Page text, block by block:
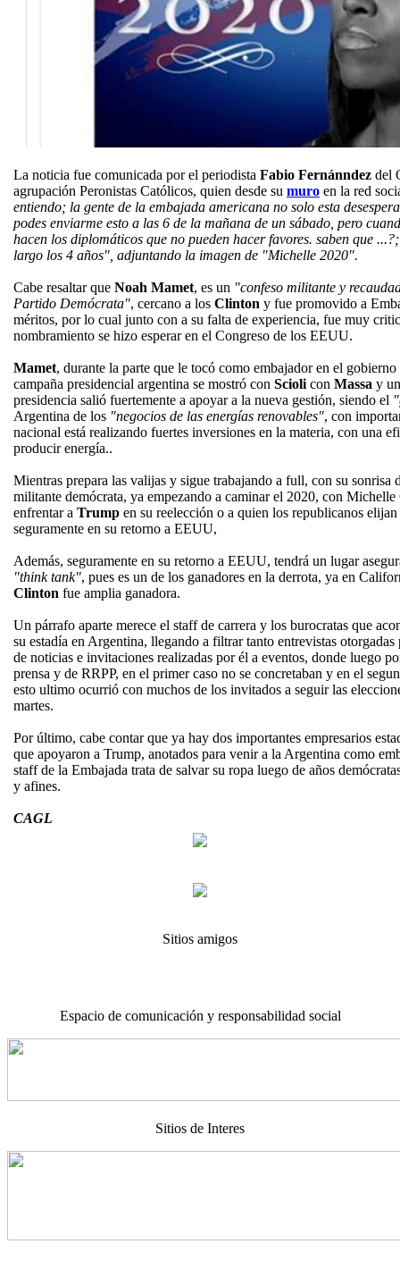
La noticia fue comunicada por el periodista Fabio Fernánndez del
agrupación Peronistas Católicos, quien desde su muro en la red
entiendo; la gente de la embajada americana no solo esta
podes enviarme esto a las 6 de la mañana de un sábado, pero
hacen los diplomáticos que no pueden hacer favores. saben que
largo los 4 años", adjuntando la imagen de "Michelle 2020".
Cabe resaltar que Noah Mamet, es un "confeso militante y
Partido Demócrata", cercano a los Clinton y fue promovido a
méritos, por lo cual junto con a su falta de experiencia, fue muy
nombramiento se hizo esperar en el Congreso de los EEUU.
Mamet, durante la parte que le tocó como embajador en el
campaña presidencial argentina se mostró con Scioli con Massa y
presidencia salió fuertemente a apoyar a la nueva gestión, siendo el
Argentina de los "negocios de las energías renovables", con
nacional está realizando fuertes inversiones en la materia, con una
producir energía..
Mientras prepara las valijas y sigue trabajando a full, con su sonrisa
militante demócrata, ya empezando a caminar el 2020, con
enfrentar a Trump en su reelección o a quien los republicanos
seguramente en su retorno a EEUU,
Además, seguramente en su retorno a EEUU, tendrá un lugar
"think tank", pues es un de los ganadores en la derrota, ya en
Clinton fue amplia ganadora.
Un párrafo aparte merece el staff de carrera y los burocratas que
su estadía en Argentina, llegando a filtrar tanto entrevistas
de noticias e invitaciones realizadas por él a eventos, donde luego
prensa y de RRPP, en el primer caso no se concretaban y en el
esto ultimo ocurrió con muchos de los invitados a seguir las
martes.
Por último, cabe contar que ya hay dos importantes empresarios
que apoyaron a Trump, anotados para venir a la Argentina como
staff de la Embajada trata de salvar su ropa luego de años
y afines.
CAGL
Sitios amigos
Espacio de comunicación y responsabilidad social
Sitios de Interes